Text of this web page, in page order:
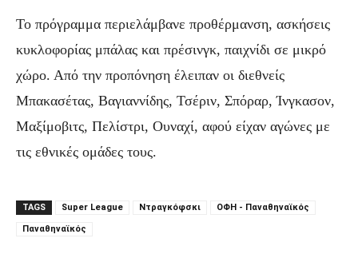
Το πρόγραμμα περιελάμβανε προθέρμανση, ασκήσεις
κυκλοφορίας μπάλας και πρέσινγκ, παιχνίδι σε μικρό
χώρο. Από την προπόνηση έλειπαν οι διεθνείς
Μπακασέτας, Βαγιαννίδης, Τσέριν, Σπόραρ, Ίνγκασον,
Μαξίμοβιτς, Πελίστρι, Ουναχί, αφού είχαν αγώνες με
τις εθνικές ομάδες τους.
TAGS Super League Ντραγκόφσκι ΟΦΗ - Παναθηναϊκός
Παναθηναϊκός